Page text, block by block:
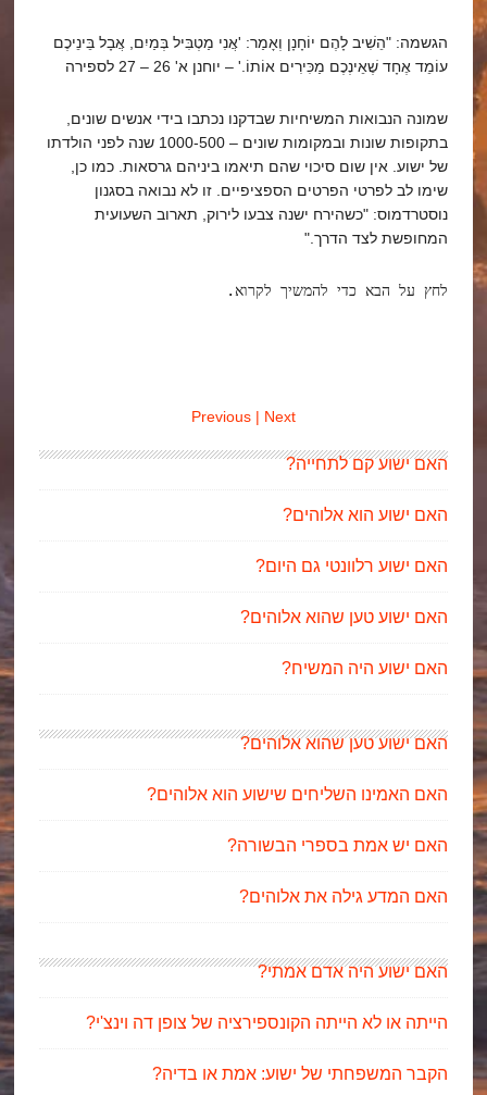
הגשמה: "הֵשִׁיב לָהֶם יוֹחָנָן וְאָמַר: 'אֲנִי מַטְבִּיל בְּמַיִם, אֲבָל בֵּינֵיכֶם
עוֹמֵד אֶחָד שֶׁאֵינְכֶם מַכִּירִים אוֹתוֹ.' – יוחנן א' 26 – 27 לספירה
שמונה הנבואות המשיחיות שבדקנו נכתבו בידי אנשים שונים,
בתקופות שונות ובמקומות שונים – 1000-500 שנה לפני הולדתו
של ישוע. אין שום סיכוי שהם תיאמו ביניהם גרסאות. כמו כן,
שימו לב לפרטי הפרטים הספציפיים. זו לא נבואה בסגנון
נוסטרדמוס: "כשהירח ישנה צבעו לירוק, תארוב השעועית
המחופשת לצד הדרך."
לחץ על הבא כדי להמשיך לקרוא.
Previous | Next
האם ישוע קם לתחייה?
האם ישוע הוא אלוהים?
האם ישוע רלוונטי גם היום?
האם ישוע טען שהוא אלוהים?
האם ישוע היה המשיח?
האם ישוע טען שהוא אלוהים?
האם האמינו השליחים שישוע הוא אלוהים?
האם יש אמת בספרי הבשורה?
האם המדע גילה את אלוהים?
האם ישוע היה אדם אמתי?
הייתה או לא הייתה הקונספירציה של צופן דה וינצ'י?
הקבר המשפחתי של ישוע: אמת או בדיה?